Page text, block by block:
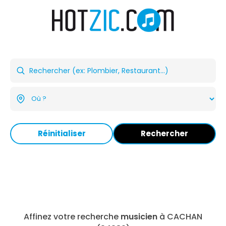
Réinitialiser Rechercher
Affinez votre recherche musicien à CACHAN